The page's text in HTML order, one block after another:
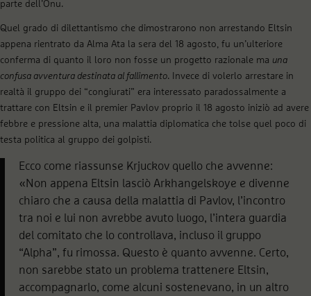
parte dell’Onu.
Quel grado di dilettantismo che dimostrarono non arrestando Eltsin
appena rientrato da Alma Ata la sera del 18 agosto, fu un’ulteriore
conferma di quanto il loro non fosse un progetto razionale ma una
confusa avventura destinata al fallimento. Invece di volerlo arrestare in
realtà il gruppo dei “congiurati” era interessato paradossalmente a
trattare con Eltsin e il premier Pavlov proprio il 18 agosto iniziò ad avere
febbre e pressione alta, una malattia diplomatica che tolse quel poco di
testa politica al gruppo dei golpisti.
Ecco come riassunse Krjuckov quello che avvenne:
«Non appena Eltsin lasciò Arkhangelskoye e divenne
chiaro che a causa della malattia di Pavlov, l’incontro
tra noi e lui non avrebbe avuto luogo, l’intera guardia
del comitato che lo controllava, incluso il gruppo
“Alpha”, fu rimossa. Questo è quanto avvenne. Certo,
non sarebbe stato un problema trattenere Eltsin,
accompagnarlo, come alcuni sostenevano, in un altro